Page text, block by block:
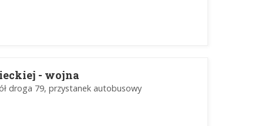
- wojna
droga 79, przystanek autobusowy